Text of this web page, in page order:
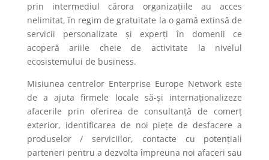
prin intermediul cărora organizațiile au acces
nelimitat, în regim de gratuitate la o gamă extinsă de
servicii personalizate și experți în domenii ce
acoperă ariile cheie de activitate la nivelul
ecosistemului de business.
Misiunea centrelor Enterprise Europe Network este
de a ajuta firmele locale să-și internaționalizeze
afacerile prin oferirea de consultanță de comerț
exterior, identificarea de noi piețe de desfacere a
produselor / serviciilor, contacte cu potențiali
parteneri pentru a dezvolta împreuna noi afaceri sau